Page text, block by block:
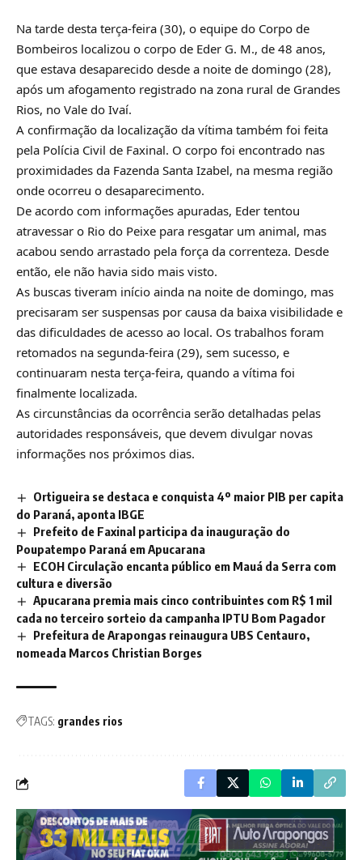
Na tarde desta terça-feira (30), o equipe do Corpo de
Bombeiros localizou o corpo de Eder G. M., de 48 anos,
que estava desaparecido desde a noite de domingo (28),
após um afogamento registrado na zona rural de Grandes
Rios, no Vale do Ivaí.
A confirmação da localização da vítima também foi feita
pela Polícia Civil de Faxinal. O corpo foi encontrado nas
proximidades da Fazenda Santa Izabel, na mesma região
onde ocorreu o desaparecimento.
De acordo com informações apuradas, Eder tentou
atravessar o Rio do Peixe para resgatar um animal, mas
acabou sendo arrastado pela força da correnteza. Desde
então, ele não havia sido mais visto.
As buscas tiveram início ainda na noite de domingo, mas
precisaram ser suspensas por causa da baixa visibilidade e
das dificuldades de acesso ao local. Os trabalhos foram
retomados na segunda-feira (29), sem sucesso, e
continuaram nesta terça-feira, quando a vítima foi
finalmente localizada.
As circunstâncias da ocorrência serão detalhadas pelas
autoridades responsáveis, que devem divulgar novas
informações nos próximos dias.
Ortigueira se destaca e conquista 4º maior PIB per capita
do Paraná, aponta IBGE
Prefeito de Faxinal participa da inauguração do
Poupatempo Paraná em Apucarana
ECOH Circulação encanta público em Mauá da Serra com
cultura e diversão
Apucarana premia mais cinco contribuintes com R$ 1 mil
cada no terceiro sorteio da campanha IPTU Bom Pagador
Prefeitura de Arapongas reinaugura UBS Centauro,
nomeada Marcos Christian Borges
TAGS: grandes rios